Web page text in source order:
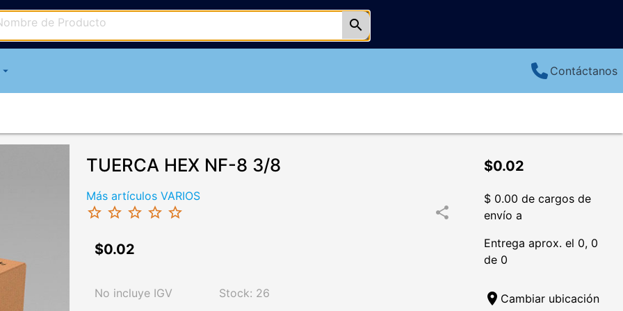
search
arrow_drop_down Contáctanos
TUERCA HEX NF-8 3/8
Más artículos VARIOS
star_border star_border star_border star_border star_border share
$0.02
No incluye IGV
Stock: 26
$0.02
$ 0.00 de cargos de
envío a
Entrega aprox. el 0, 0
de 0
location_on Cambiar ubicación